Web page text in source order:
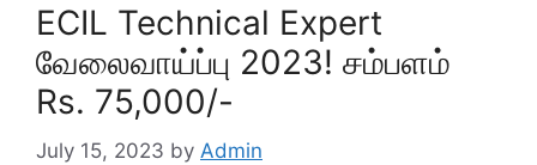
ECIL Technical Expert
வேலைவாய்ப்பு 2023! சம்பளம்
Rs. 75,000/-
July 15, 2023 by Admin